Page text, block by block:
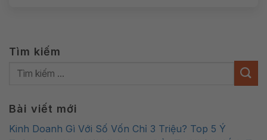
Tìm kiếm
Bài viết mới
Kinh Doanh Gì Với Số Vốn Chỉ 3 Triệu? Top 5 Ý